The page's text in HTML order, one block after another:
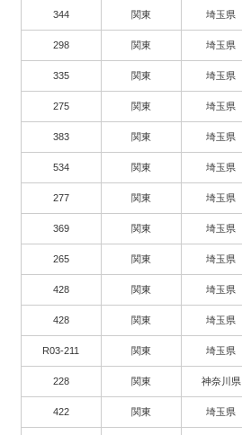
344 関東 埼玉県
298 関東 埼玉県
335 関東 埼玉県
275 関東 埼玉県
383 関東 埼玉県
534 関東 埼玉県
277 関東 埼玉県
369 関東 埼玉県
265 関東 埼玉県
428 関東 埼玉県
428 関東 埼玉県
R03-211 関東 埼玉県
228 関東 神奈川県
422 関東 埼玉県